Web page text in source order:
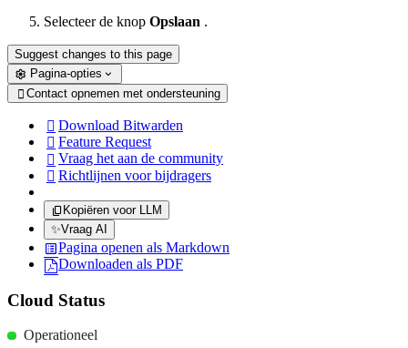
Selecteer de knop Opslaan .
Suggest changes to this page
Pagina-opties
 Contact opnemen met ondersteuning
 Download Bitwarden
 Feature Request
 Vraag het aan de community
 Richtlijnen voor bijdragers
Kopiëren voor LLM
✨Vraag AI
Pagina openen als Markdown
Downloaden als PDF
Cloud Status
Operationeel